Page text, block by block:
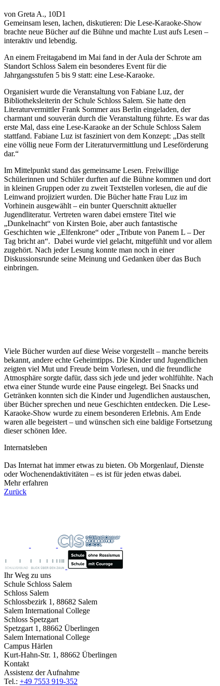
von Greta A., 10D1
Gemeinsam lesen, lachen, diskutieren: Die Lese-Karaoke-Show
brachte neue Bücher auf die Bühne und machte Lust aufs Lesen –
interaktiv und lebendig.
An einem Freitagabend im Mai fand in der Aula der Schrote am
Standort Schloss Salem ein besonderes Event für die
Jahrgangsstufen 5 bis 9 statt: eine Lese-Karaoke.
Organisiert wurde die Veranstaltung von Fabiane Luz, der
Bibliotheksleiterin der Schule Schloss Salem. Sie hatte den
Literaturvermittler Frank Sommer aus Berlin eingeladen, der
charmant und souverän durch die Veranstaltung führte. Es war das
erste Mal, dass eine Lese-Karaoke an der Schule Schloss Salem
stattfand. Fabiane Luz ist fasziniert von dem Konzept: „Das stellt
eine völlig neue Form der Literaturvermittlung und Leseförderung
dar.“
Im Mittelpunkt stand das gemeinsame Lesen. Freiwillige
Schülerinnen und Schüler durften auf die Bühne kommen und dort
in kleinen Gruppen oder zu zweit Textstellen vorlesen, die auf die
Leinwand projiziert wurden. Die Bücher hatte Frau Luz im
Vorhinein ausgewählt – ein bunter Querschnitt aktueller
Jugendliteratur. Vertreten waren dabei ernstere Titel wie
„Dunkelnacht“ von Kirsten Boie, aber auch fantastische
Geschichten wie „Elfenkrone“ oder „Tribute von Panem L – Der
Tag bricht an“. Dabei wurde viel gelacht, mitgefühlt und vor allem
zugehört. Nach jeder Lesung konnte man noch in einer
Diskussionsrunde seine Meinung und Gedanken über das Buch
einbringen.
Viele Bücher wurden auf diese Weise vorgestellt – manche bereits
bekannt, andere echte Geheimtipps. Die Kinder und Jugendlichen
zeigten viel Mut und Freude beim Vorlesen, und die freundliche
Atmosphäre sorgte dafür, dass sich jede und jeder wohlfühlte. Nach
etwa einer Stunde wurde eine Pause eingelegt. Bei Snacks und
Getränken konnten sich die Kinder und Jugendlichen austauschen,
über Bücher sprechen und neue Geschichten entdecken. Die Lese-
Karaoke-Show wurde zu einem besonderen Erlebnis. Am Ende
waren alle begeistert – und wünschen sich eine baldige Fortsetzung
dieser schönen Idee.
Internatsleben
Das Internat hat immer etwas zu bieten. Ob Morgenlauf, Dienste
oder Wochenendaktivitäten – es ist für jeden etwas dabei.
Mehr erfahren
Zurück
Ihr Weg zu uns
Schule Schloss Salem
Schloss Salem
Schlossbezirk 1, 88682 Salem
Salem International College
Schloss Spetzgart
Spetzgart 1, 88662 Überlingen
Salem International College
Campus Härlen
Kurt-Hahn-Str. 1, 88662 Überlingen
Kontakt
Assistenz der Aufnahme
Tel.: +49 7553 919-352